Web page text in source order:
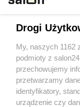
Sport
Społeczeństwo
Kultura
Drogi
My, naszych 1162
podmioty z
przechowujemy
przetwarzamy
identyfikatory,
urządzenie czy